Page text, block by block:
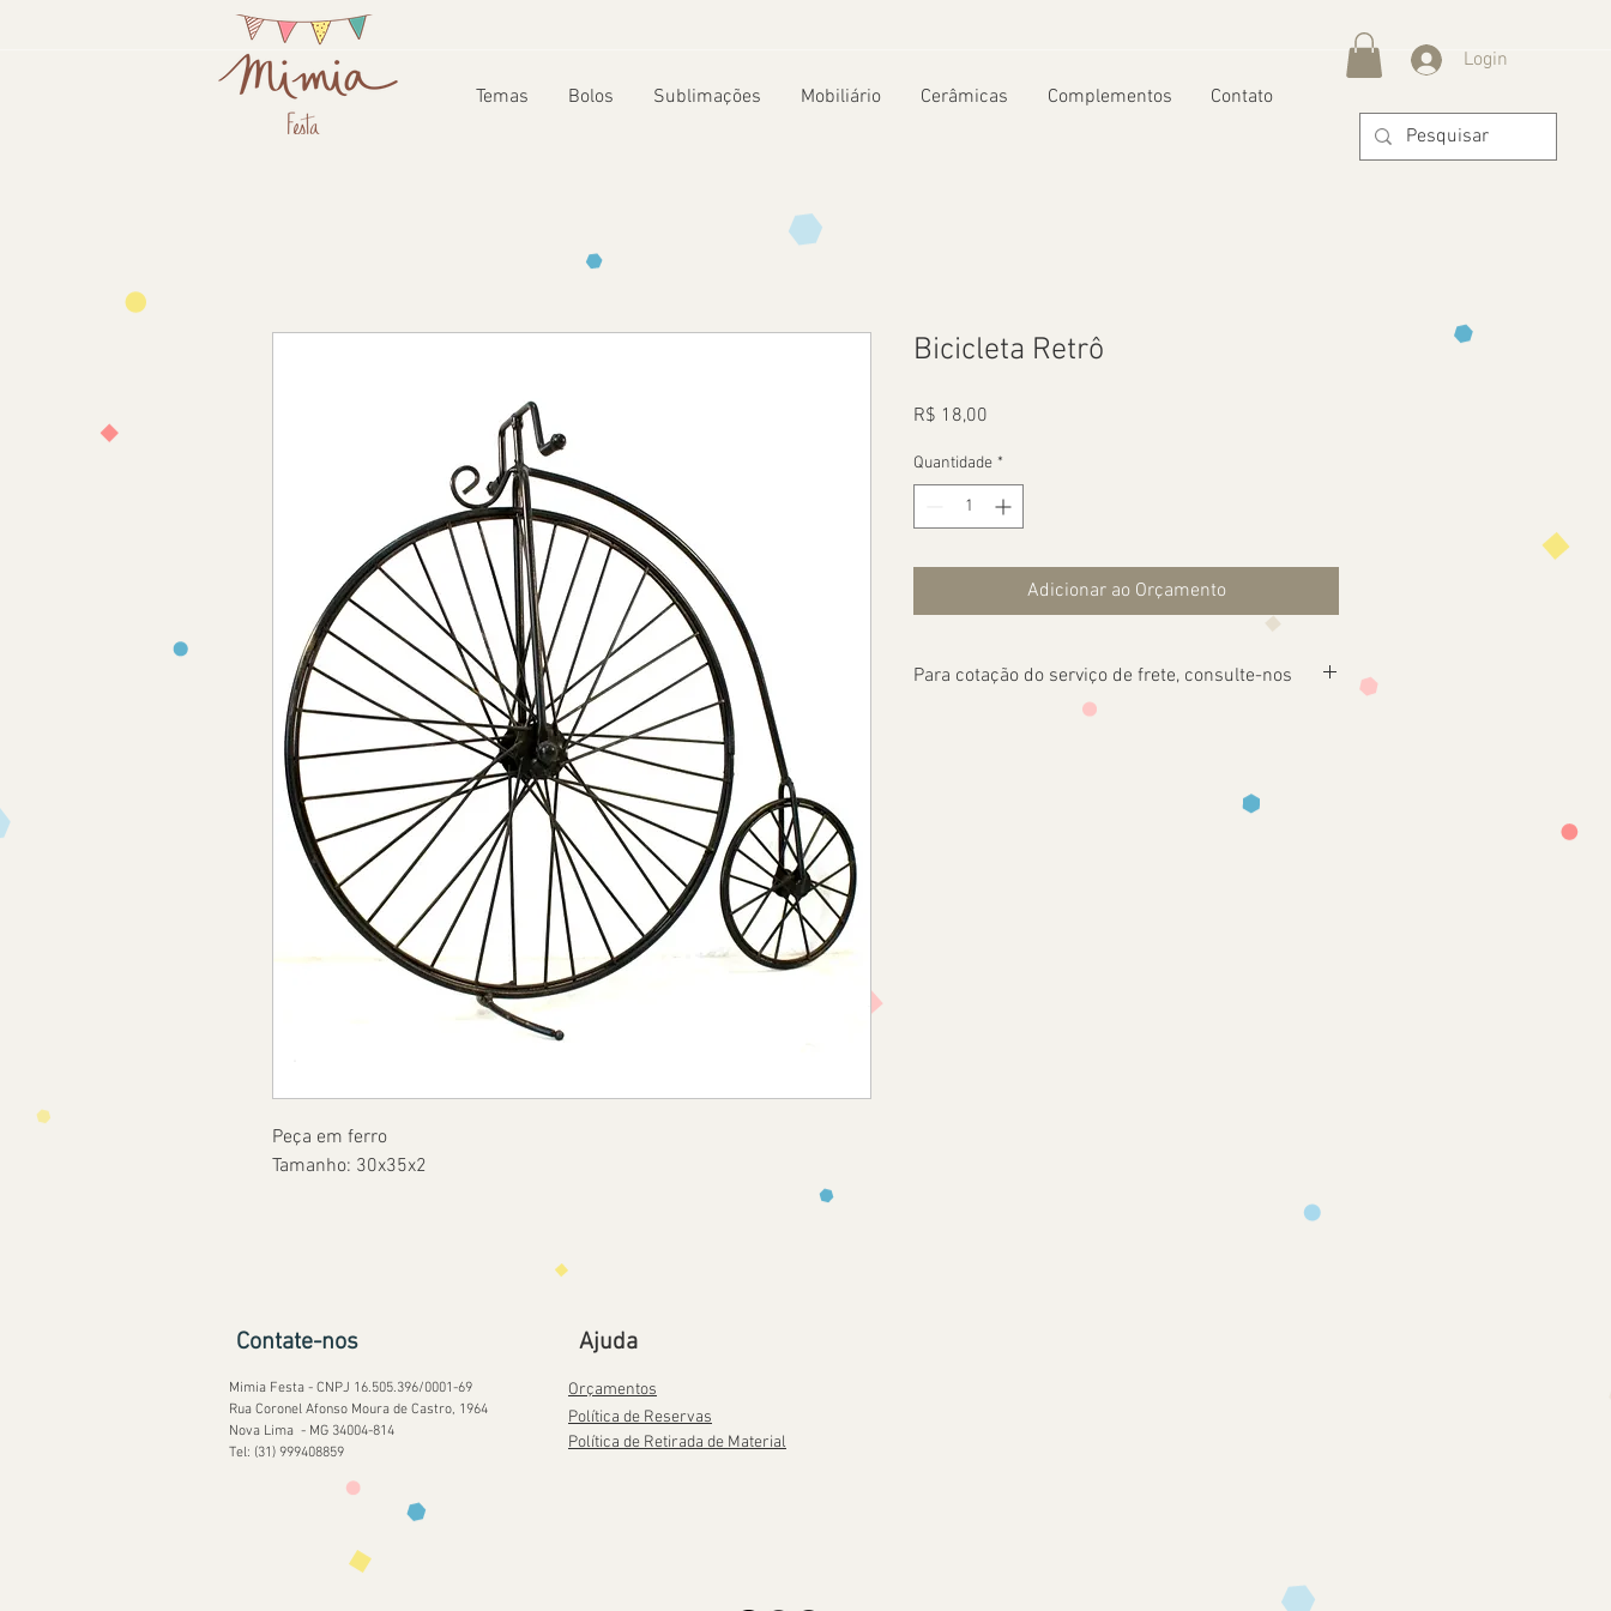
Temas Bolos Sublimações Mobiliário Cerâmicas Complementos Contato
Login
Peça em ferro
Tamanho: 30x35x2
Bicicleta Retrô
R$ 18,00
Quantidade *
Adicionar ao Orçamento
Para cotação do serviço de frete, consulte-nos
Contate-nos
Mimia Festa - CNPJ 16.505.396/0001-69
Rua Coronel Afonso Moura de Castro, 1964
Nova Lima - MG 34004-814
Tel: (31) 999408859
Ajuda
Orçamentos
Política de Reservas
Política de Retirada de Material